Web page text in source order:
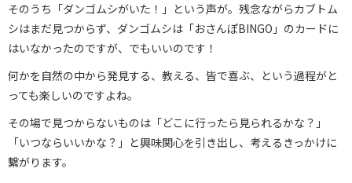
そのうち「ダンゴムシがいた！」という声が。残念ながらカブトム
シはまだ見つからず、ダンゴムシは「おさんぽBINGO」のカードに
はいなかったのですが、でもいいのです！
何かを自然の中から発見する、教える、皆で喜ぶ、という過程がと
っても楽しいのですよね。
その場で見つからないものは「どこに行ったら見られるかな？」
「いつならいいかな？」と興味関心を引き出し、考えるきっかけに
繋がります。